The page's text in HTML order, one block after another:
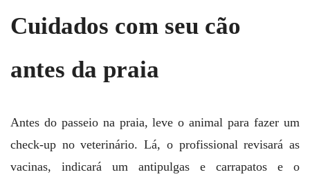
Cuidados com seu cão
antes da praia
Antes do passeio na praia, leve o animal para fazer um
check-up no veterinário. Lá, o profissional revisará as
vacinas, indicará um antipulgas e carrapatos e o